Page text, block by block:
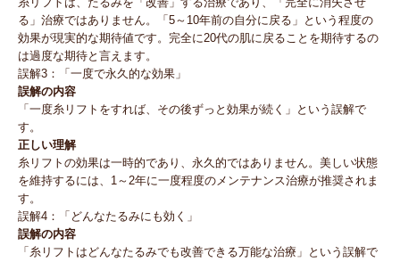
る」治療ではありません。「5～10年前の自分に戻る」という程度の
効果が現実的な期待値です。完全に20代の肌に戻ることを期待するの
は過度な期待と言えます。
誤解3：「一度で永久的な効果」
誤解の内容
「一度糸リフトをすれば、その後ずっと効果が続く」という誤解で
す。
正しい理解
糸リフトの効果は一時的であり、永久的ではありません。美しい状態
を維持するには、1～2年に一度程度のメンテナンス治療が推奨されま
す。
誤解4：「どんなたるみにも効く」
誤解の内容
「糸リフトはどんなたるみでも改善できる万能な治療」という誤解で